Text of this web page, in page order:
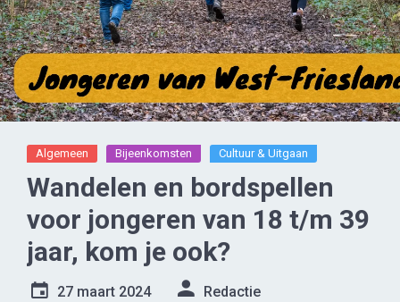
Algemeen Bijeenkomsten Cultuur & Uitgaan
Wandelen en bordspellen
voor jongeren van 18 t/m 39
jaar, kom je ook?
27 maart 2024 Redactie